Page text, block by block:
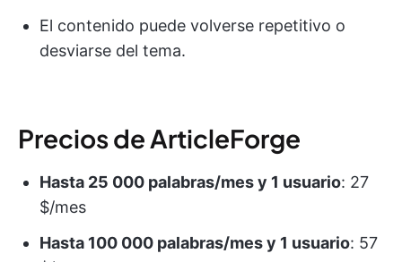
El contenido puede volverse repetitivo o
desviarse del tema.
Precios de ArticleForge
Hasta 25 000 palabras/mes y 1 usuario: 27
$/mes
Hasta 100 000 palabras/mes y 1 usuario: 57